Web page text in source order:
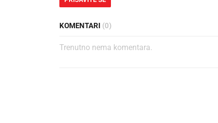
KOMENTARI (0)
Trenutno nema komentara.